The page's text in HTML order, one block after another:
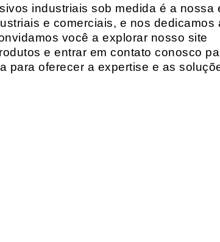
industriais sob medida é a nossa
e comerciais, e nos dedicamos
você a explorar nosso site
e entrar em contato conosco
oferecer a expertise e as